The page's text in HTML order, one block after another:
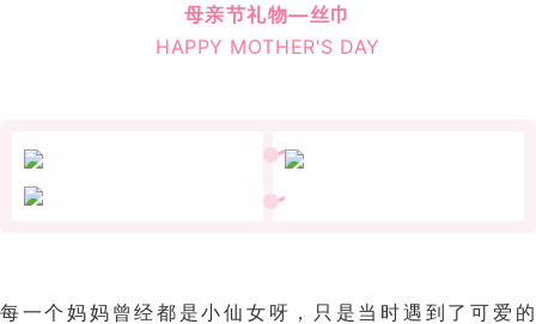
母亲节礼物—丝巾
HAPPY MOTHER'S DAY
每一个妈妈曾经都是小仙女呀，只是当时遇到了可爱的